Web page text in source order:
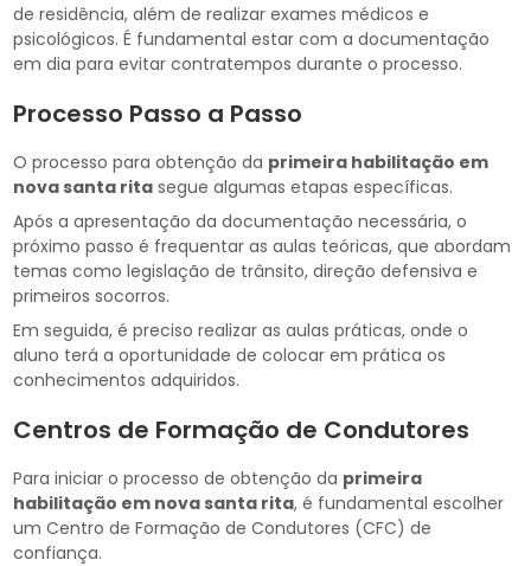
de residência, além de realizar exames médicos e
psicológicos. É fundamental estar com a documentação
em dia para evitar contratempos durante o processo.
Processo Passo a Passo
O processo para obtenção da primeira habilitação em
nova santa rita segue algumas etapas específicas.
Após a apresentação da documentação necessária, o
próximo passo é frequentar as aulas teóricas, que abordam
temas como legislação de trânsito, direção defensiva e
primeiros socorros.
Em seguida, é preciso realizar as aulas práticas, onde o
aluno terá a oportunidade de colocar em prática os
conhecimentos adquiridos.
Centros de Formação de Condutores
Para iniciar o processo de obtenção da primeira
habilitação em nova santa rita, é fundamental escolher
um Centro de Formação de Condutores (CFC) de
confiança.